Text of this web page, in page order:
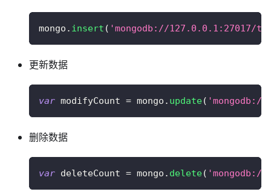
mongo . insert ( 'mongodb://127.0.0.1:27017/
更新数据
var modifyCount = mongo . update(
删除数据
var deleteCount = mongo . delete(